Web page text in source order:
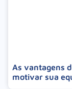
As vantagens
motivar sua